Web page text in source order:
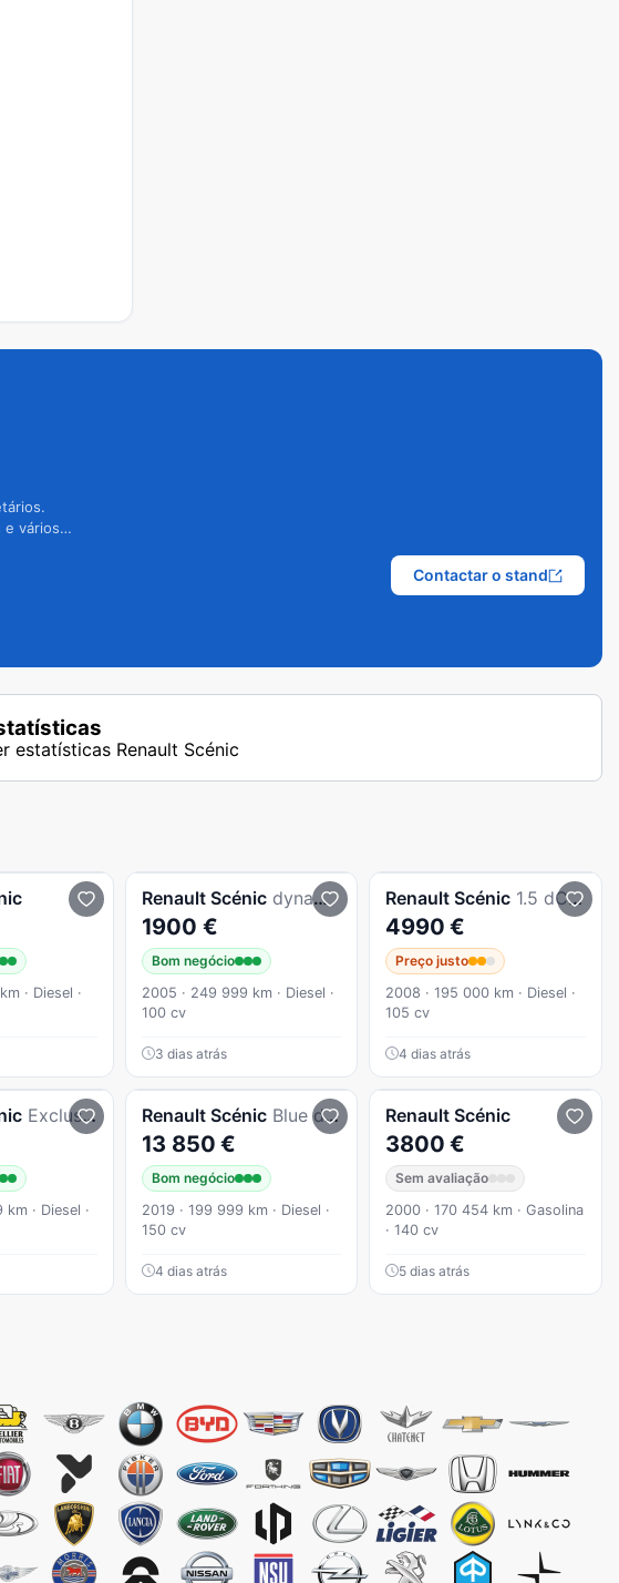
e vários
Contactar o stand
estatísticas Renault Scénic
· Diesel ·
Renault Scénic dynamic
1900 €
Bom negócio
2005 · 249 999 km · Diesel ·
100 cv
3 dias atrás
Renault Scénic 1.5 dCi Dynamique S 7L
4990 €
Preço justo
2008 · 195 000 km · Diesel ·
105 cv
4 dias atrás
Exclusive
· Diesel ·
Renault Scénic Blue dCi
13 850 €
Bom negócio
2019 · 199 999 km · Diesel ·
150 cv
4 dias atrás
Renault Scénic
3800 €
Sem avaliação
2000 · 170 454 km · Gasolina
· 140 cv
5 dias atrás